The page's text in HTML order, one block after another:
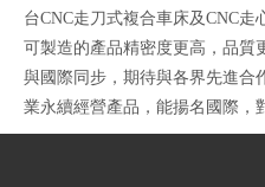
台CNC走刀式複合車床及CNC走
可製造的產品精密度更高，品質
與國際同步，期待與各界先進合
業永續經營產品，能揚名國際，